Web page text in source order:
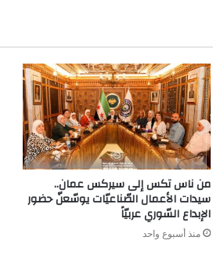
من ناس تكس إلى سيركس عمان..
سيدات الأعمال الصّناعيّات يوسّعنّ حضور
الإبداع السّوري عربيّاً
منذ أسبوع واحد